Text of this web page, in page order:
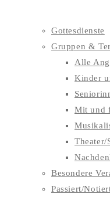
Gottesdienste
Gruppen &
Alle
Kinder
Mit und
Theater/
Besondere
Passiert/